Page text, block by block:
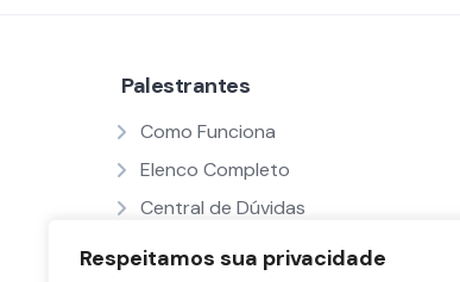
Respeitamos sua privacidade
Palestrantes
Como Funciona
Elenco Completo
Central de Dúvidas
Serviço ProBono